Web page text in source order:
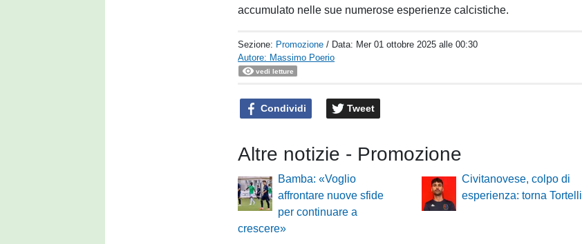
accumulato nelle sue numerose esperienze calcistiche.
Sezione: Promozione / Data: Mer 01 ottobre 2025 alle 00:30
Autore: Massimo Poerio
vedi letture
Condividi Tweet
Altre notizie - Promozione
Bamba: «Voglio
affrontare nuove sfide
per continuare a
crescere»
Civitanovese, colpo di
esperienza: torna Tortelli